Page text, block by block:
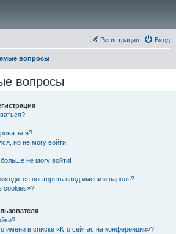
Вход
Регистрация
вопросы
вопросы
но не могу войти!
не могу войти!
повторять ввод имени и пароля?
cookies»?
имени в списке «Кто сейчас на конференции»?